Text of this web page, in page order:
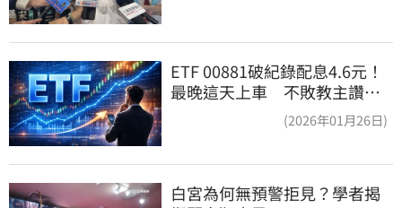
ETF 00881破紀錄配息4.6元！
最晚這天上車 不敗教主讚：
(2026年01月26日)
白宮為何無預警拒見？學者揭